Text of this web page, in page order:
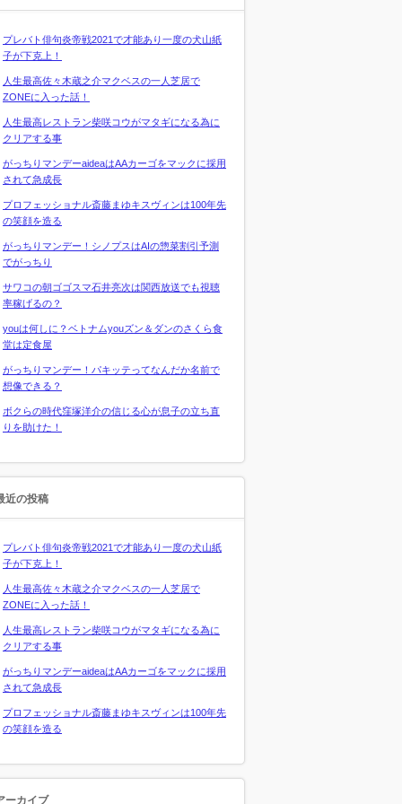
プレバト俳句炎帝戦2021で才能あり一度の犬山紙
子が下克上！
人生最高佐々木蔵之介マクベスの一人芝居で
ZONEに入った話！
人生最高レストラン柴咲コウがマタギになる為に
クリアする事
がっちりマンデーaideaはAAカーゴをマックに採用
されて急成長
プロフェッショナル斎藤まゆキスヴィンは100年先
の笑顔を造る
がっちりマンデー！シノプスはAIの惣菜割引予測
でがっちり
サワコの朝ゴゴスマ石井亮次は関西放送でも視聴
率稼げるの？
youは何しに？ベトナムyouズン＆ダンのさくら食
堂は定食屋
がっちりマンデー！パキッテってなんだか名前で
想像できる？
ボクらの時代窪塚洋介の信じる心が息子の立ち直
りを助けた！
近の投稿
プレバト俳句炎帝戦2021で才能あり一度の犬山紙
子が下克上！
人生最高佐々木蔵之介マクベスの一人芝居で
ZONEに入った話！
人生最高レストラン柴咲コウがマタギになる為に
クリアする事
がっちりマンデーaideaはAAカーゴをマックに採用
されて急成長
プロフェッショナル斎藤まゆキスヴィンは100年先
の笑顔を造る
ーカイブ